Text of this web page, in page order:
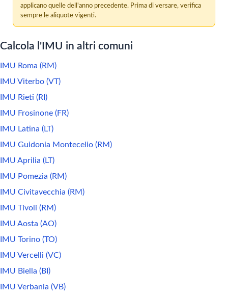
applicano quelle dell'anno precedente. Prima di versare, verifica
sempre le aliquote vigenti.
Calcola l'IMU in altri comuni
IMU Roma (RM)
IMU Viterbo (VT)
IMU Rieti (RI)
IMU Frosinone (FR)
IMU Latina (LT)
IMU Guidonia Montecelio (RM)
IMU Aprilia (LT)
IMU Pomezia (RM)
IMU Civitavecchia (RM)
IMU Tivoli (RM)
IMU Aosta (AO)
IMU Torino (TO)
IMU Vercelli (VC)
IMU Biella (BI)
IMU Verbania (VB)